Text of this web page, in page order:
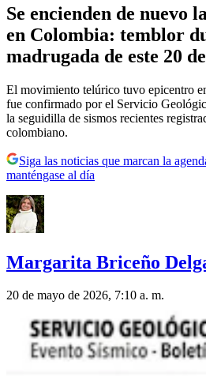
Se encienden de nuevo
en Colombia: temblor
madrugada de este 20
El movimiento telúrico tuvo epicentro
fue confirmado por el Servicio
la seguidilla de sismos recientes
colombiano.
Siga las noticias que marcan la
manténgase al día
Margarita Briceño
20 de mayo de 2026, 7:10 a. m.